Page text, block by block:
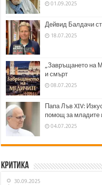
01.09.2025
Дейвид Балдачи
18.07.2025
„Завръщането на
и смърт
08.07.2025
Папа Лъв XIV:
помощ за младите
04.07.2025
Критика
30.09.2025